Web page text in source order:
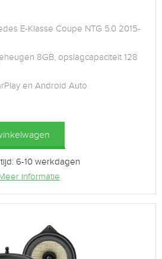
E-Klasse Coupe NTG 5.0 2015-
8GB, opslagcapaciteit 128
en Android Auto
6-10 werkdagen
informatie